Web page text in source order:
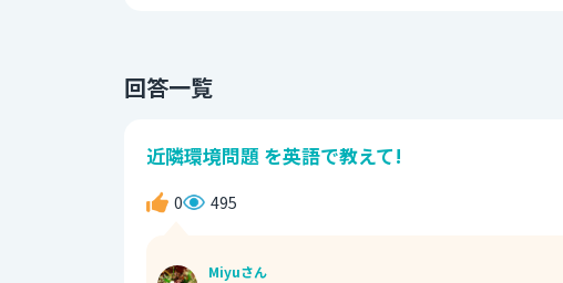
回答一覧
近隣環境問題 を英語で教えて!
0 495
Miyuさん